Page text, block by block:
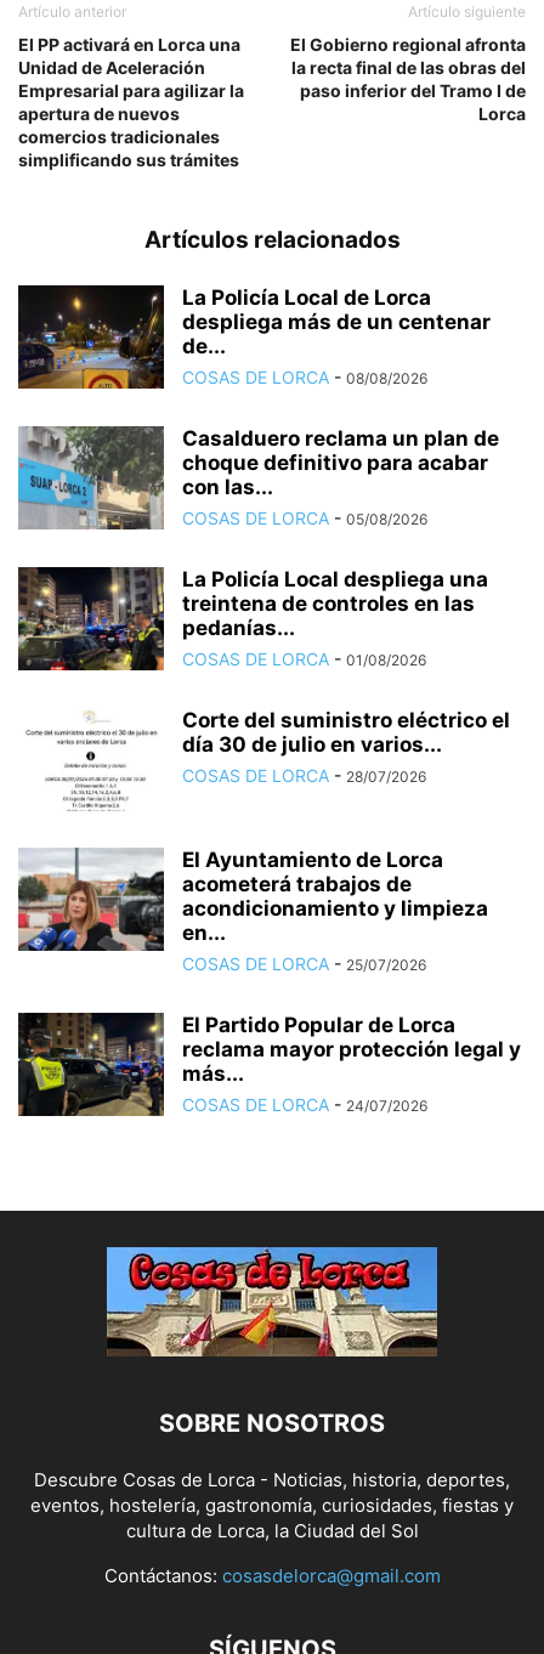
Artículo anterior
El PP activará en Lorca una
Unidad de Aceleración
Empresarial para agilizar la
apertura de nuevos
comercios tradicionales
simplificando sus trámites
Artículo siguiente
El Gobierno regional afronta
la recta final de las obras del
paso inferior del Tramo I de
Lorca
Artículos relacionados
La Policía Local de Lorca
despliega más de un centenar
de...
COSAS DE LORCA - 08/08/2026
Casalduero reclama un plan de
choque definitivo para acabar
con las...
COSAS DE LORCA - 05/08/2026
La Policía Local despliega una
treintena de controles en las
pedanías...
COSAS DE LORCA - 01/08/2026
Corte del suministro eléctrico el
día 30 de julio en varios...
COSAS DE LORCA - 28/07/2026
El Ayuntamiento de Lorca
acometerá trabajos de
acondicionamiento y limpieza
en...
COSAS DE LORCA - 25/07/2026
El Partido Popular de Lorca
reclama mayor protección legal y
más...
COSAS DE LORCA - 24/07/2026
SOBRE NOSOTROS
Descubre Cosas de Lorca - Noticias, historia, deportes,
eventos, hostelería, gastronomía, curiosidades, fiestas y
cultura de Lorca, la Ciudad del Sol
Contáctanos: cosasdelorca@gmail.com